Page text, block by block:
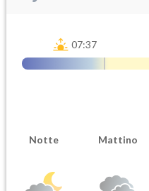
07:37
Notte Mattino